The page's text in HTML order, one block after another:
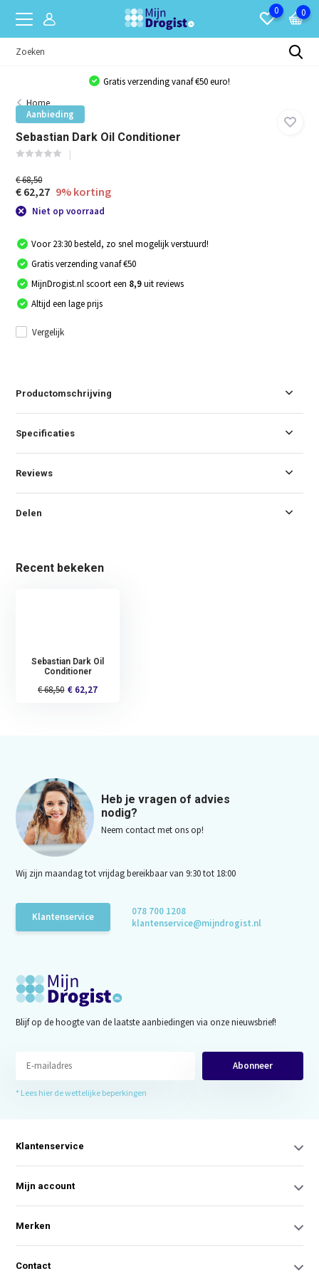
0 0
Gratis verzending vanaf €50 euro!
Home
Aanbieding
Sebastian Dark Oil Conditioner
€ 68,50
€ 62,27 9% korting
Niet op voorraad
Voor 23:30 besteld, zo snel mogelijk verstuurd!
Gratis verzending vanaf €50
MijnDrogist.nl scoort een 8,9uit reviews
Altijd een lage prijs
Vergelijk
Productomschrijving
Specificaties
Reviews
Delen
Recent bekeken
Sebastian Dark Oil
Conditioner
€ 68,50 € 62,27
Heb je vragen of advies
nodig?
Neem contact met ons op!
Wij zijn maandag tot vrijdag bereikbaar van 9:30 tot 18:00
Klantenservice
078 700 1208
klantenservice@mijndrogist.nl
Blijf op de hoogte van de laatste aanbiedingen via onze nieuwsbrief!
Abonneer
* Lees hier de wettelijke beperkingen
Klantenservice
Mijn account
Merken
Contact